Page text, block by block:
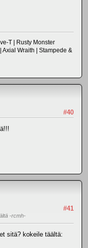
T | Rusty Monster
Axial Wraith | Stampede &
#40
#41
-rcmh-
sitä? kokeile täältä: